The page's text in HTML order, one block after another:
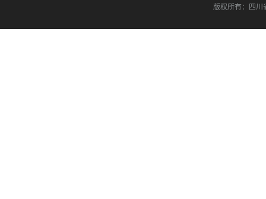
版权所有：四